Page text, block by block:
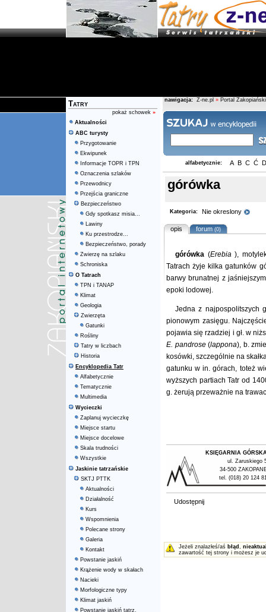
Tatry
pokaż schowek »
Aktualności
ABC turysty
Przygotowanie
Ekwipunek
Informacje TOPR i TPN
Oznaczenia szlaków
Przewodnicy
Przejścia graniczne
Bezpieczeństwo
Gdy spotkasz misia...
Lawiny
Ku przestrodze...
Bezpieczeństwo, porady
Zwierzę na szlaku
Schroniska
O Tatrach
TPN i TANAP
Klimat
Geologia
Zwierzęta
Gatunki
Rośliny
Tatry w liczbach
Historia
Encyklopedia Tatr
Alfabetycznie
Tematycznie
Multimedia
Wycieczki
Zaplanuj wycieczkę
Miejsce startu
Miejsce docelowe
Skala trudności
Wszystkie
Jaskinie tatrzańskie
SKTJ PTTK
Aktualności
Działalność
Kurs
Wspomnienia
Polecane strony
Galeria
Kontakt
Powstanie jaskiń
Krążenie wody w skałach
Nacieki
Morfologiczne typy
Klimat jaskiń
Powstanie jaskiń tatrz.
nawigacja: Z-ne.pl » Portal Zakopiański
alfabetycznie: A B C Ć D
górówka
Kategoria: Nie okreslony
opis forum(0)
górówka (Erebia),
Tatrach żyje kilka gatunków
barwy brunatnej z
epoki lodowej.
Jedna z najpospolitszych
pionowym zasięgu.
pojawia się rzadziej i gł. w
E. pandrose (lappona), b.
kosówki, szczególnie na
gatunku w in. górach, toteż
wyższych partiach Tatr od
g. żerują przeważnie na
KSIĘGARNIA
ul. Zaruskiego
34-500
tel. (018) 20 124
Udostępnij
Jeżeli znalazłeś/aś błąd ,
zawartość tej strony i możesz je